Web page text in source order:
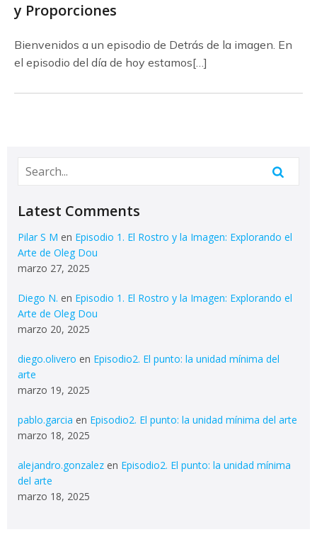
y Proporciones
Bienvenidos a un episodio de Detrás de la imagen. En
el episodio del día de hoy estamos[…]
Latest Comments
Pilar S M en Episodio 1. El Rostro y la Imagen: Explorando el
Arte de Oleg Dou
marzo 27, 2025
Diego N. en Episodio 1. El Rostro y la Imagen: Explorando el
Arte de Oleg Dou
marzo 20, 2025
diego.olivero en Episodio2. El punto: la unidad mínima del
arte
marzo 19, 2025
pablo.garcia en Episodio2. El punto: la unidad mínima del arte
marzo 18, 2025
alejandro.gonzalez en Episodio2. El punto: la unidad mínima
del arte
marzo 18, 2025